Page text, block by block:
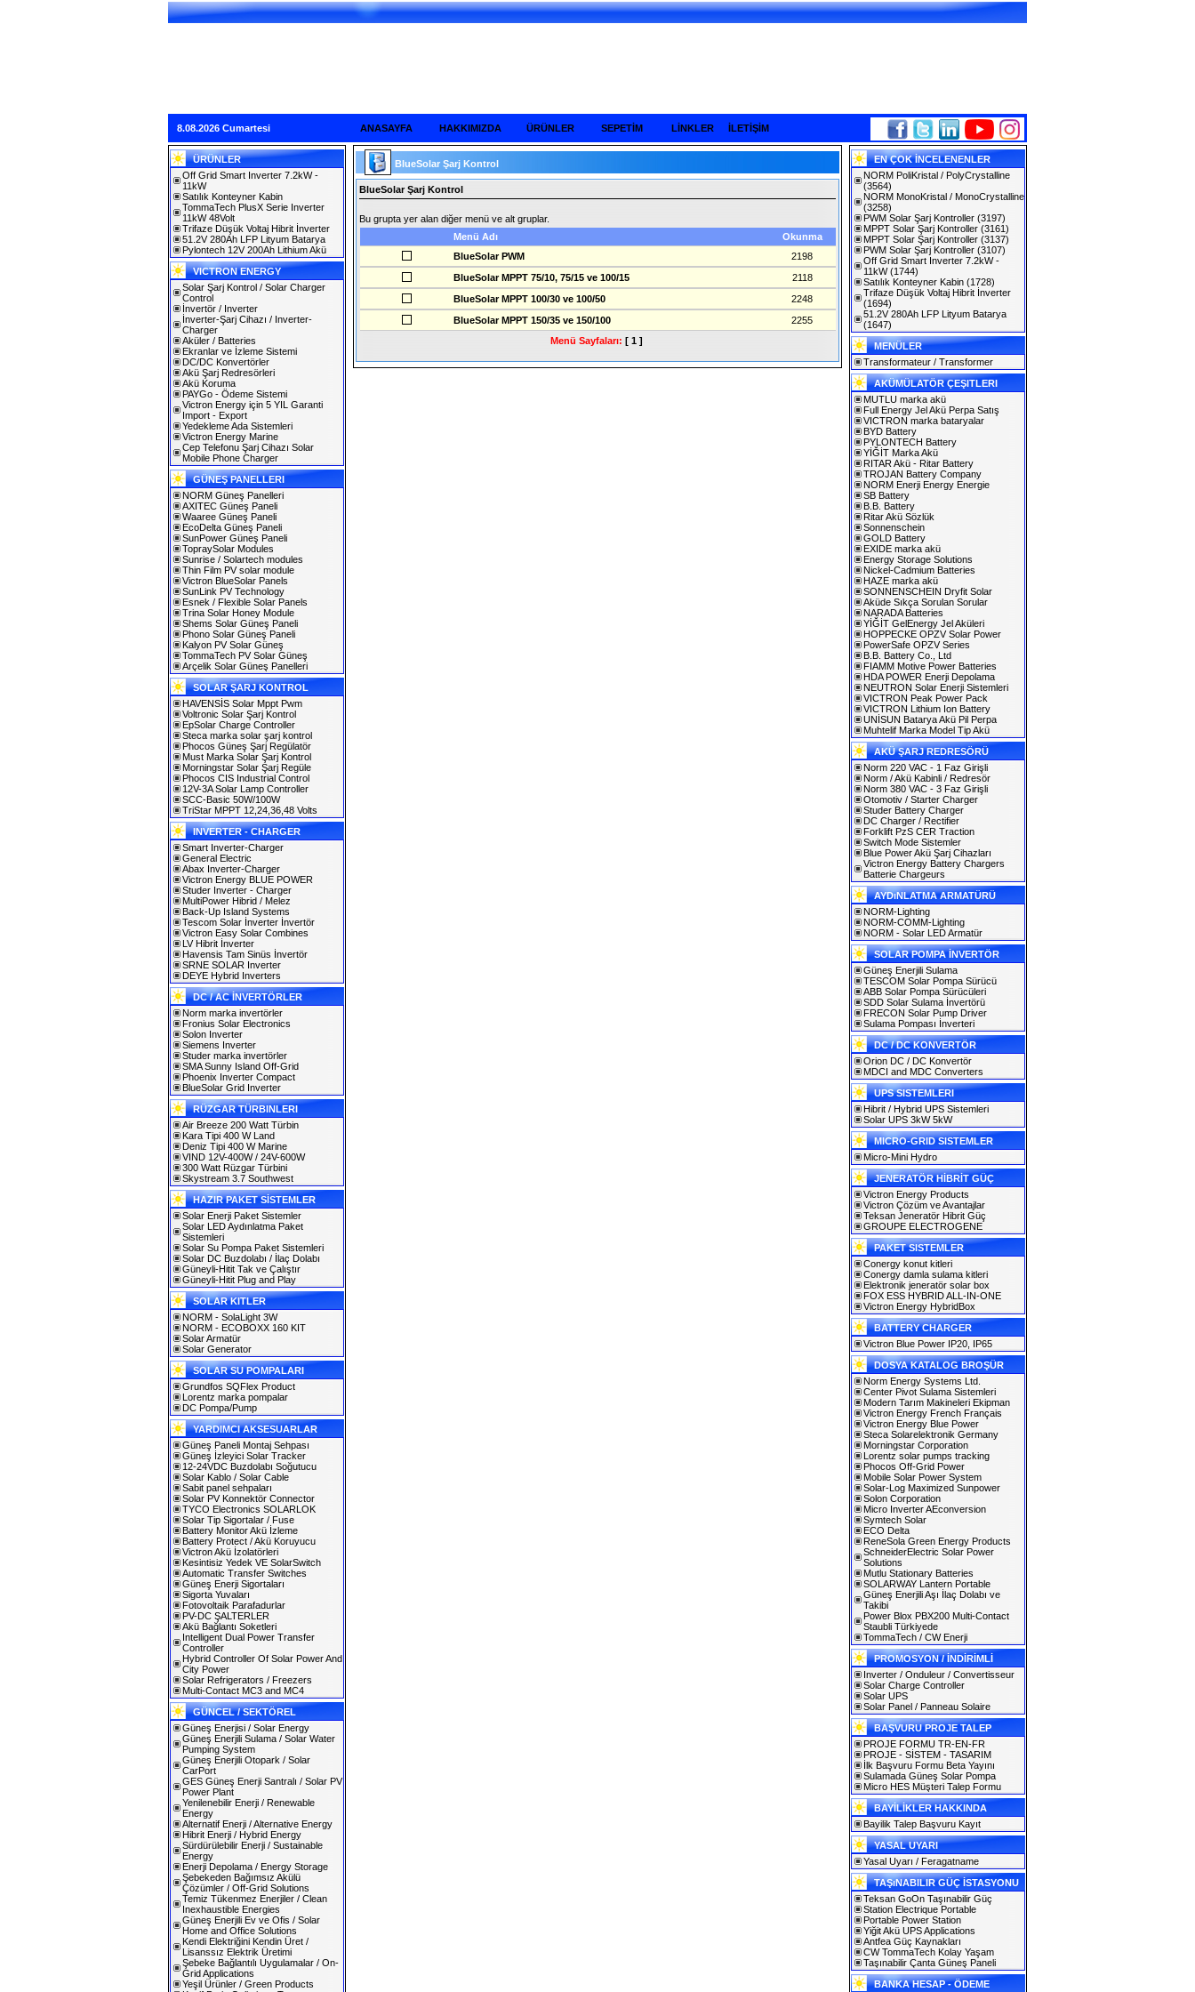
8.08.2026 Cumartesi ANASAYFA HAKKIMIZDA ÜRÜNLER SEPETİM LİNKLER İLETİŞİM
ÜRÜNLER
Off Grid Smart Inverter 7.2kW -
11kW
Satılık Konteyner Kabin
TommaTech PlusX Serie Inverter
11kW 48Volt
Trifaze Düşük Voltaj Hibrit İnverter
51.2V 280Ah LFP Lityum Batarya
Pylontech 12V 200Ah Lithium Akü
VICTRON ENERGY
Solar Şarj Kontrol / Solar Charger
Control
İnvertör / Inverter
İnverter-Şarj Cihazı / Inverter-
Charger
Aküler / Batteries
Ekranlar ve İzleme Sistemi
DC/DC Konvertörler
Akü Şarj Redresörleri
Akü Koruma
PAYGo - Ödeme Sistemi
Victron Energy için 5 YIL Garanti
Import - Export
Yedekleme Ada Sistemleri
Victron Energy Marine
Cep Telefonu Şarj Cihazı Solar
Mobile Phone Charger
GÜNEŞ PANELLERI
NORM Güneş Panelleri
AXITEC Güneş Paneli
Waaree Güneş Paneli
EcoDelta Güneş Paneli
SunPower Güneş Paneli
TopraySolar Modules
Sunrise / Solartech modules
Thin Film PV solar module
Victron BlueSolar Panels
SunLink PV Technology
Esnek / Flexible Solar Panels
Trina Solar Honey Module
Shems Solar Güneş Paneli
Phono Solar Güneş Paneli
Kalyon PV Solar Güneş
TommaTech PV Solar Güneş
Arçelik Solar Güneş Panelleri
SOLAR ŞARJ KONTROL
HAVENSİS Solar Mppt Pwm
Voltronic Solar Şarj Kontrol
EpSolar Charge Controller
Steca marka solar şarj kontrol
Phocos Güneş Şarj Regülatör
Must Marka Solar Şarj Kontrol
Morningstar Solar Şarj Regüle
Phocos CIS Industrial Control
12V-3A Solar Lamp Controller
SCC-Basic 50W/100W
TriStar MPPT 12,24,36,48 Volts
INVERTER - CHARGER
Smart Inverter-Charger
General Electric
Abax Inverter-Charger
Victron Energy BLUE POWER
Studer Inverter - Charger
MultiPower Hibrid / Melez
Back-Up Island Systems
Tescom Solar İnverter İnvertör
Victron Easy Solar Combines
LV Hibrit İnverter
Havensis Tam Sinüs İnvertör
SRNE SOLAR Inverter
DEYE Hybrid Inverters
DC / AC İNVERTÖRLER
Norm marka invertörler
Fronius Solar Electronics
Solon Inverter
Siemens Inverter
Studer marka invertörler
SMA Sunny Island Off-Grid
Phoenix Inverter Compact
BlueSolar Grid Inverter
RÜZGAR TÜRBINLERI
Air Breeze 200 Watt Türbin
Kara Tipi 400 W Land
Deniz Tipi 400 W Marine
VIND 12V-400W / 24V-600W
300 Watt Rüzgar Türbini
Skystream 3.7 Southwest
HAZIR PAKET SİSTEMLER
Solar Enerji Paket Sistemler
Solar LED Aydınlatma Paket
Sistemleri
Solar Su Pompa Paket Sistemleri
Solar DC Buzdolabı / İlaç Dolabı
Güneyli-Hitit Tak ve Çalıştır
Güneyli-Hitit Plug and Play
SOLAR KITLER
NORM - SolaLight 3W
NORM - ECOBOXX 160 KIT
Solar Armatür
Solar Generator
SOLAR SU POMPALARI
Grundfos SQFlex Product
Lorentz marka pompalar
DC Pompa/Pump
YARDIMCI AKSESUARLAR
Güneş Paneli Montaj Sehpası
Güneş İzleyici Solar Tracker
12-24VDC Buzdolabı Soğutucu
Solar Kablo / Solar Cable
Sabit panel sehpaları
Solar PV Konnektör Connector
TYCO Electronics SOLARLOK
Solar Tip Sigortalar / Fuse
Battery Monitor Akü İzleme
Battery Protect / Akü Koruyucu
Victron Akü İzolatörleri
Kesintisiz Yedek VE SolarSwitch
Automatic Transfer Switches
Güneş Enerji Sigortaları
Sigorta Yuvaları
Fotovoltaik Parafadurlar
PV-DC ŞALTERLER
Akü Bağlantı Soketleri
Intelligent Dual Power Transfer
Controller
Hybrid Controller Of Solar Power And
City Power
Solar Refrigerators / Freezers
Multi-Contact MC3 and MC4
GÜNCEL / SEKTÖREL
Güneş Enerjisi / Solar Energy
Güneş Enerjili Sulama / Solar Water
Pumping System
Güneş Enerjili Otopark / Solar
CarPort
GES Güneş Enerji Santralı / Solar PV
Power Plant
Yenilenebilir Enerji / Renewable
Energy
Alternatif Enerji / Alternative Energy
Hibrit Enerji / Hybrid Energy
Sürdürülebilir Enerji / Sustainable
Energy
Enerji Depolama / Energy Storage
Şebekeden Bağımsız Akülü
Çözümler / Off-Grid Solutions
Temiz Tükenmez Enerjiler / Clean
Inexhaustible Energies
Güneş Enerjili Ev ve Ofis / Solar
Home and Office Solutions
Kendi Elektriğini Kendin Üret /
Lisanssız Elektrik Üretimi
Şebeke Bağlantılı Uygulamalar / On-
Grid Applications
Yeşil Ürünler / Green Products
BlueSolar Şarj Kontrol
BlueSolar Şarj Kontrol
Bu grupta yer alan diğer menü ve alt gruplar.
Menü Adı
Okunma
BlueSolar PWM
2198
BlueSolar MPPT 75/10, 75/15 ve 100/15
2118
BlueSolar MPPT 100/30 ve 100/50
2248
BlueSolar MPPT 150/35 ve 150/100
2255
Menü Sayfaları: [ 1 ]
EN ÇOK İNCELENENLER
NORM PoliKristal / PolyCrystalline
(3564)
NORM MonoKristal / MonoCrystalline
(3258)
PWM Solar Şarj Kontroller (3197)
MPPT Solar Şarj Kontroller (3161)
MPPT Solar Şarj Kontroller (3137)
PWM Solar Şarj Kontroller (3107)
Off Grid Smart Inverter 7.2kW -
11kW(1744)
Satılık Konteyner Kabin (1728)
Trifaze Düşük Voltaj Hibrit İnverter
(1694)
51.2V 280Ah LFP Lityum Batarya
(1647)
MENÜLER
Transformateur / Transformer
AKÜMÜLATÖR ÇEŞITLERI
MUTLU marka akü
Full Energy Jel Akü Perpa Satış
VICTRON marka bataryalar
BYD Battery
PYLONTECH Battery
YİĞİT Marka Akü
RITAR Akü - Ritar Battery
TROJAN Battery Company
NORM Enerji Energy Energie
SB Battery
B.B. Battery
Ritar Akü Sözlük
Sonnenschein
GOLD Battery
EXIDE marka akü
Energy Storage Solutions
Nickel-Cadmium Batteries
HAZE marka akü
SONNENSCHEIN Dryfit Solar
Aküde Sıkça Sorulan Sorular
NARADA Batteries
YİĞİT GelEnergy Jel Aküleri
HOPPECKE OPZV Solar Power
PowerSafe OPZV Series
B.B. Battery Co., Ltd
FIAMM Motive Power Batteries
HDA POWER Enerji Depolama
NEUTRON Solar Enerji Sistemleri
VICTRON Peak Power Pack
VICTRON Lithium Ion Battery
UNİSUN Batarya Akü Pil Perpa
Muhtelif Marka Model Tip Akü
AKÜ ŞARJ REDRESÖRÜ
Norm 220 VAC - 1 Faz Girişli
Norm / Akü Kabinli / Redresör
Norm 380 VAC - 3 Faz Girişli
Otomotiv / Starter Charger
Studer Battery Charger
DC Charger / Rectifier
Forklift PzS CER Traction
Switch Mode Sistemler
Blue Power Akü Şarj Cihazları
Victron Energy Battery Chargers
Batterie Chargeurs
AYDıNLATMA ARMATÜRÜ
NORM-Lighting
NORM-COMM-Lighting
NORM - Solar LED Armatür
SOLAR POMPA İNVERTÖR
Güneş Enerjili Sulama
TESCOM Solar Pompa Sürücü
ABB Solar Pompa Sürücüleri
SDD Solar Sulama İnvertörü
FRECON Solar Pump Driver
Sulama Pompası İnverteri
DC / DC KONVERTÖR
Orion DC / DC Konvertör
MDCI and MDC Converters
UPS SISTEMLERI
Hibrit / Hybrid UPS Sistemleri
Solar UPS 3kW 5kW
MICRO-GRID SISTEMLER
Micro-Mini Hydro
JENERATÖR HİBRİT GÜÇ
Victron Energy Products
Victron Çözüm ve Avantajlar
Teksan Jeneratör Hibrit Güç
GROUPE ELECTROGENE
PAKET SISTEMLER
Conergy konut kitleri
Conergy damla sulama kitleri
Elektronik jeneratör solar box
FOX ESS HYBRID ALL-IN-ONE
Victron Energy HybridBox
BATTERY CHARGER
Victron Blue Power IP20, IP65
DOSYA KATALOG BROŞÜR
Norm Energy Systems Ltd.
Center Pivot Sulama Sistemleri
Modern Tarım Makineleri Ekipman
Victron Energy French Français
Victron Energy Blue Power
Steca Solarelektronik Germany
Morningstar Corporation
Lorentz solar pumps tracking
Phocos Off-Grid Power
Mobile Solar Power System
Solar-Log Maximized Sunpower
Solon Corporation
Micro Inverter AEconversion
Symtech Solar
ECO Delta
ReneSola Green Energy Products
SchneiderElectric Solar Power
Solutions
Mutlu Stationary Batteries
SOLARWAY Lantern Portable
Güneş Enerjili Aşı İlaç Dolabı ve
Takibi
Power Blox PBX200 Multi-Contact
Staubli Türkiyede
TommaTech / CW Enerji
PROMOSYON / İNDİRİMLİ
Inverter / Onduleur / Convertisseur
Solar Charge Controller
Solar UPS
Solar Panel / Panneau Solaire
BAŞVURU PROJE TALEP
PROJE FORMU TR-EN-FR
PROJE - SİSTEM - TASARIM
İlk Başvuru Formu Beta Yayını
Sulamada Güneş Solar Pompa
Micro HES Müşteri Talep Formu
BAYİLİKLER HAKKINDA
Bayilik Talep Başvuru Kayıt
YASAL UYARI
Yasal Uyarı / Feragatname
TAŞıNABILIR GÜÇ İSTASYONU
Teksan GoOn Taşınabilir Güç
Station Electrique Portable
Portable Power Station
Yiğit Akü UPS Applications
Antfea Güç Kaynakları
CW TommaTech Kolay Yaşam
Taşınabilir Çanta Güneş Paneli
BANKA HESAP - ÖDEME